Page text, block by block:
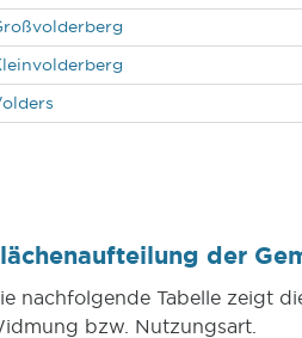
der
nachfolgende Tabelle zeigt
bzw. Nutzungsart.